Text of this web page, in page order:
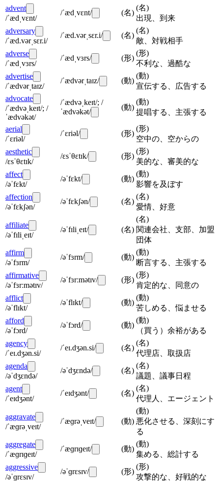
advent
/ˈædˌvɛnt/
/ˈædˌvɛnt/ (名)
(名)
出現、到来
adversary
/ˈæd.vərˌsɛr.i/
/ˈæd.vərˌsɛr.i/ (名)
(名)
敵、対戦相手
adverse
/ˈædˌvɜrs/
/ˈædˌvɜrs/ (形)
(形)
不利な、過酷な
advertise
/ˈædvərˌtaɪz/
/ˈædvərˌtaɪz/ (動)
(動)
宣伝する、広告する
advocate
/ˈædvəˌkeɪt/; /
ˈædvəkət/
/ˈædvəˌkeɪt/; /
ˈædvəkət/
(動)
(動)
提唱する、主張する
aerial
/ˈɛriəl/
/ˈɛriəl/ (形)
(形)
空中の、空からの
aesthetic
/ɛsˈθɛtɪk/
/ɛsˈθɛtɪk/ (形)
(形)
美的な、審美的な
affect
/əˈfɛkt/
/əˈfɛkt/ (動)
(動)
影響を及ぼす
affection
/əˈfɛkʃən/
/əˈfɛkʃən/ (名)
(名)
愛情、好意
affiliate
/əˈfɪliˌeɪt/
/əˈfɪliˌeɪt/ (名)
(名)
関連会社、支部、加盟
団体
affirm
/əˈfɜrm/
/əˈfɜrm/ (動)
(動)
断言する、主張する
affirmative
/əˈfɜrːmətɪv/
/əˈfɜrːmətɪv/ (形)
(形)
肯定的な、同意の
afflict
/əˈflɪkt/
/əˈflɪkt/ (動)
(動)
苦しめる、悩ませる
afford
/əˈfɔrd/
/əˈfɔrd/ (動)
(動)
（買う）余裕がある
agency
/ˈeɪ.dʒən.si/
/ˈeɪ.dʒən.si/ (名)
(名)
代理店、取扱店
agenda
/əˈdʒɛndə/
/əˈdʒɛndə/ (名)
(名)
議題、議事日程
agent
/ˈeɪdʒənt/
/ˈeɪdʒənt/ (名)
(名)
代理人、エージェント
aggravate
/ˈæɡrəˌveɪt/
/ˈæɡrəˌveɪt/ (動)
(動)
悪化させる、深刻にす
る
aggregate
/ˈæɡrɪɡeɪt/
/ˈæɡrɪɡeɪt/ (動)
(動)
集める、総計する
aggressive
/əˈɡrɛsɪv/
/əˈɡrɛsɪv/ (形)
(形)
攻撃的な、好戦的な